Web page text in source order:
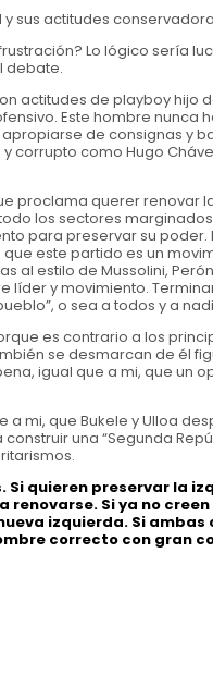
y sus actitudes
Lo lógico sería
debate.
actitudes de playboy hijo
Este hombre nunca
de consignas y
corrupto como Hugo
proclama querer renovar
los sectores
para preservar su
este partido es un
al estilo de Mussolini,
líder y movimiento.
o sea a todos y a
es contrario a los
se desmarcan de él
igual que a mi, que
a mi, que Bukele y Ulloa
una “Segunda
Si quieren preservar la
renovarse. Si ya no
izquierda. Si
correcto con gran